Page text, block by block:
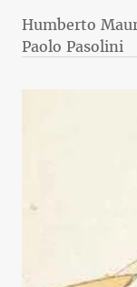
Humberto
Paolo Pasolini